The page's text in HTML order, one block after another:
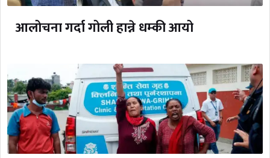
आलोचना गर्दा गोली हान्ने धम्की आयो